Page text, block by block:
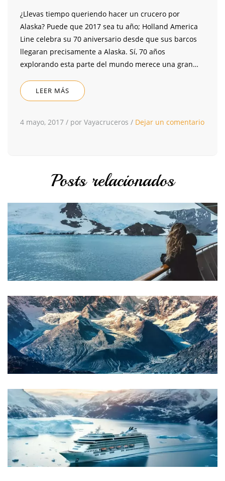
¿Llevas tiempo queriendo hacer un crucero por
Alaska? Puede que 2017 sea tu año; Holland America
Line celebra su 70 aniversario desde que sus barcos
llegaran precisamente a Alaska. Sí, 70 años
explorando esta parte del mundo merece una gran…
LEER MÁS
4 mayo, 2017 / por Vayacruceros / Dejar un comentario
Posts relacionados